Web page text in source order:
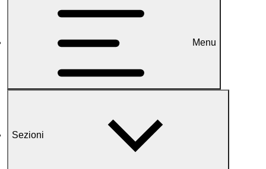
Menu
Sezioni